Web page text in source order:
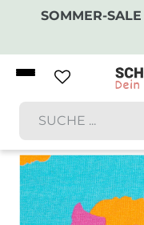
SOMMER-SALE